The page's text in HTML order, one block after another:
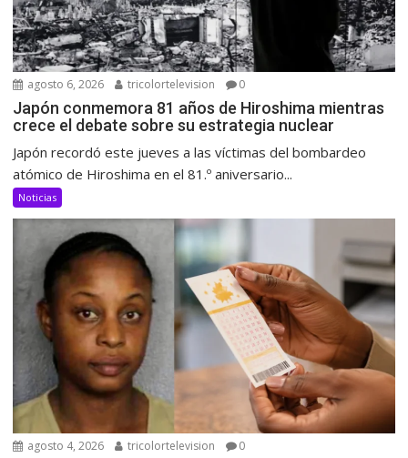
agosto 6, 2026 tricolortelevision 0
Japón conmemora 81 años de Hiroshima mientras
crece el debate sobre su estrategia nuclear
Japón recordó este jueves a las víctimas del bombardeo
atómico de Hiroshima en el 81.º aniversario...
Noticias
agosto 4, 2026 tricolortelevision 0